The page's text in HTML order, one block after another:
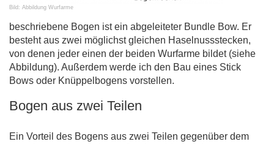
Bild: Abbildung Wurfarme
beschriebene Bogen ist ein abgeleiteter Bundle Bow. Er
besteht aus zwei möglichst gleichen Haselnussstecken,
von denen jeder einen der beiden Wurfarme bildet (siehe
Abbildung). Außerdem werde ich den Bau eines Stick
Bows oder Knüppelbogens vorstellen.
Bogen aus zwei Teilen
Ein Vorteil des Bogens aus zwei Teilen gegenüber dem